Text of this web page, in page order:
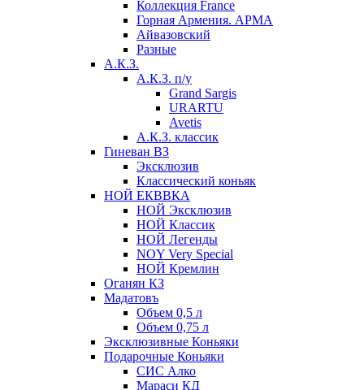
Коллекция France
Горная Армения. АРМА
Айвазовский
Разные
А.К.З.
А.К.З. п/у
Grand Sargis
URARTU
Avetis
А.К.З. классик
Гиневан ВЗ
Эксклюзив
Классический коньяк
НОЙ ЕКВВКА
НОЙ Эксклюзив
НОЙ Классик
НОЙ Легенды
NOY Very Speсial
НОЙ Кремлин
Оганян КЗ
Мадатовъ
Объем 0,5 л
Объем 0,75 л
Эксклюзивные Коньяки
Подарочные Коньяки
СИС Алко
Мараси КД